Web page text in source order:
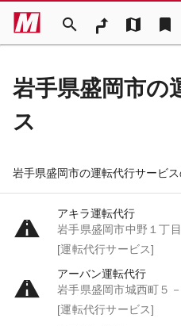
search map bookmark
岩手県盛岡市の
ス
岩手県盛岡市の運転代行サービス
アキラ運転代行
岩手県盛岡市中野１丁
[運転代行サービス]
アーバン運転代行
岩手県盛岡市城西町５
[運転代行サービス]